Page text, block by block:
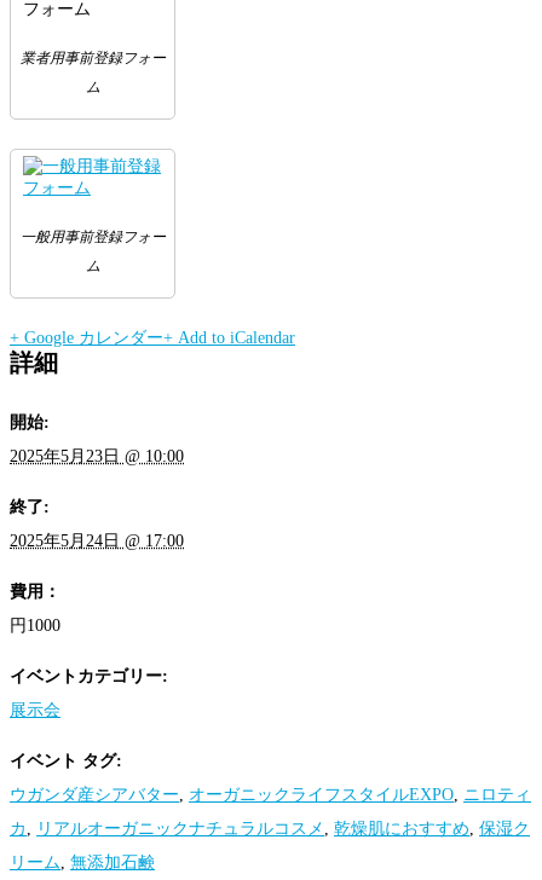
業者用事前登録フォー
ム
一般用事前登録フォー
ム
+ Google カレンダー+ Add to iCalendar
詳細
開始:
2025年5月23日 @ 10:00
終了:
2025年5月24日 @ 17:00
費用：
円1000
イベントカテゴリー:
展示会
イベント タグ:
ウガンダ産シアバター, オーガニックライフスタイルEXPO, ニロティ
カ , リアルオーガニックナチュラルコスメ , 乾燥肌におすすめ, 保湿ク
リーム, 無添加石鹸